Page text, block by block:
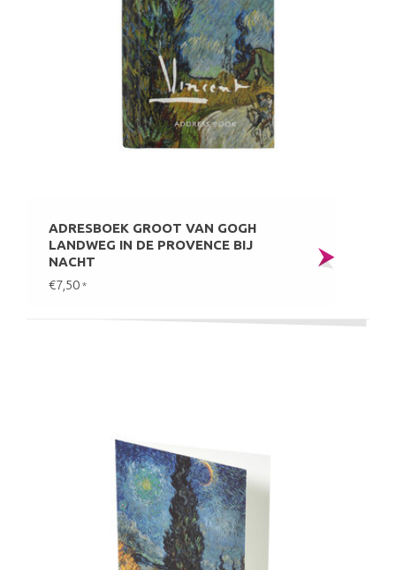
ADRESBOEK GROOT VAN GOGH
LANDWEG IN DE PROVENCE BIJ
NACHT
€7,50 *